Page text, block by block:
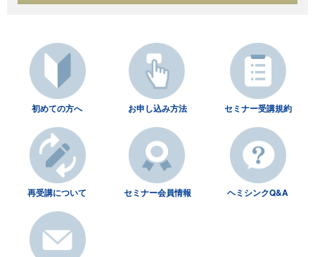
初めての方へ お申し込み方法 セミナー受講規約
再受講について セミナー会員情報 ヘミシンクQ&A